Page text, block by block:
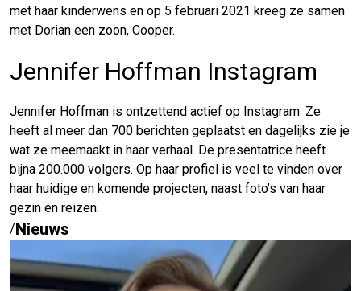
met haar kinderwens en op 5 februari 2021 kreeg ze samen
met Dorian een zoon, Cooper.
Jennifer Hoffman Instagram
Jennifer Hoffman is ontzettend actief op Instagram. Ze
heeft al meer dan 700 berichten geplaatst en dagelijks zie je
wat ze meemaakt in haar verhaal. De presentatrice heeft
bijna 200.000 volgers. Op haar profiel is veel te vinden over
haar huidige en komende projecten, naast foto’s van haar
gezin en reizen.
/Nieuws